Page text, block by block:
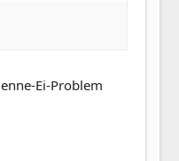
Ei-Problem